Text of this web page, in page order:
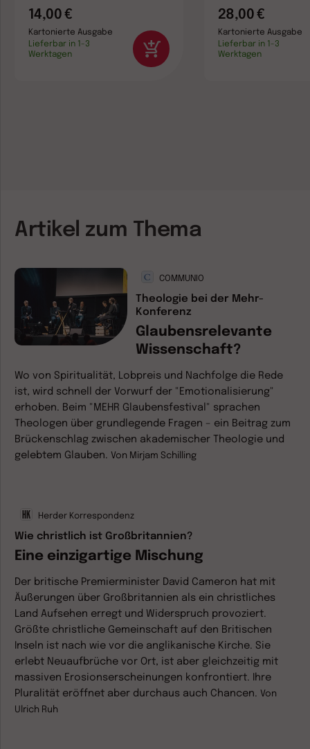
14,00 €
Kartonierte Ausgabe
Lieferbar in 1-3
Werktagen
28,00 €
Kartonierte Ausgabe
Lieferbar in 1-3
Werktagen
Artikel zum Thema
COMMUNIO
Theologie bei der Mehr-
Konferenz
Glaubensrelevante
Wissenschaft?
Wo von Spiritualität, Lobpreis und Nachfolge die Rede
ist, wird schnell der Vorwurf der "Emotionalisierung"
erhoben. Beim "MEHR Glaubensfestival" sprachen
Theologen über grundlegende Fragen – ein Beitrag zum
Brückenschlag zwischen akademischer Theologie und
gelebtem Glauben. Von Mirjam Schilling
Herder Korrespondenz
Wie christlich ist Großbritannien?
Eine einzigartige Mischung
Der britische Premierminister David Cameron hat mit
Äußerungen über Großbritannien als ein christliches
Land Aufsehen erregt und Widerspruch provoziert.
Größte christliche Gemeinschaft auf den Britischen
Inseln ist nach wie vor die anglikanische Kirche. Sie
erlebt Neuaufbrüche vor Ort, ist aber gleichzeitig mit
massiven Erosionserscheinungen konfrontiert. Ihre
Pluralität eröffnet aber durchaus auch Chancen. Von
Ulrich Ruh